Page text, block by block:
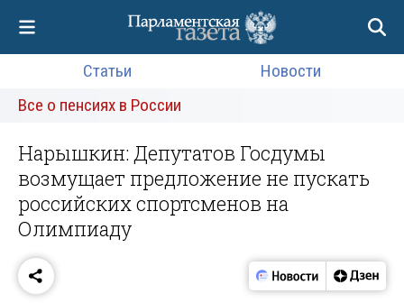
Статьи
Новости
Все о пенсиях в России
Нарышкин: Депутатов Госдумы
возмущает предложение не пускать
российских спортсменов на
Олимпиаду